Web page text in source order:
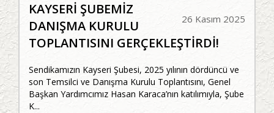
26 Kasım 2025
KAYSERİ ŞUBEMİZ
DANIŞMA KURULU
TOPLANTISINI GERÇEKLEŞTİRDİ!
Sendikamızın Kayseri Şubesi, 2025 yılının dördüncü ve
son Temsilci ve Danışma Kurulu Toplantısını, Genel
Başkan Yardımcımız Hasan Karaca’nın katılımıyla, Şube
K...